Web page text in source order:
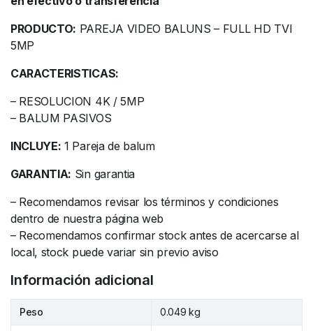
PRODUCTO: PAREJA VIDEO BALUNS – FULL HD TVI
5MP
CARACTERISTICAS:
– RESOLUCION 4K / 5MP
– BALUM PASIVOS
INCLUYE: 1 Pareja de balum
GARANTIA: Sin garantia
– Recomendamos revisar los términos y condiciones
dentro de nuestra página web
– Recomendamos confirmar stock antes de acercarse al
local, stock puede variar sin previo aviso
Información adicional
Peso 0.049 kg